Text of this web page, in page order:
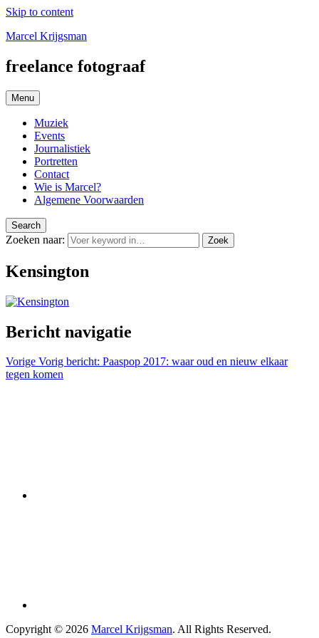
Skip to content
Marcel Krijgsman
freelance fotograaf
Menu
Muziek
Events
Journalistiek
Portretten
Contact
Wie is Marcel?
Algemene Voorwaarden
Search
Zoeken naar: Zoek
Kensington
Bericht navigatie
Vorige Vorig bericht: Paaspop 2017: waar oud en nieuw elkaar
tegen komen
Copyright © 2026 Marcel Krijgsman. All Rights Reserved.